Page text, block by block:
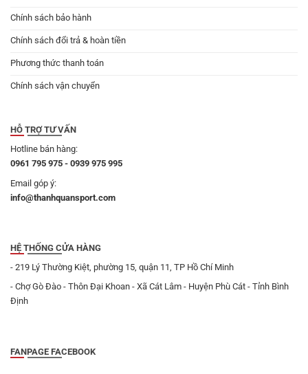
Chính sách bảo hành
Chính sách đổi trả & hoàn tiền
Phương thức thanh toán
Chính sách vận chuyển
HỖ TRỢ TƯ VẤN
Hotline bán hàng:
0961 795 975 - 0939 975 995
Email góp ý:
info@thanhquansport.com
HỆ THỐNG CỬA HÀNG
- 219 Lý Thường Kiệt, phường 15, quận 11, TP Hồ Chí Minh
- Chợ Gò Đào - Thôn Đại Khoan - Xã Cát Lâm - Huyện Phù Cát - Tỉnh Bình
Định
FANPAGE FACEBOOK